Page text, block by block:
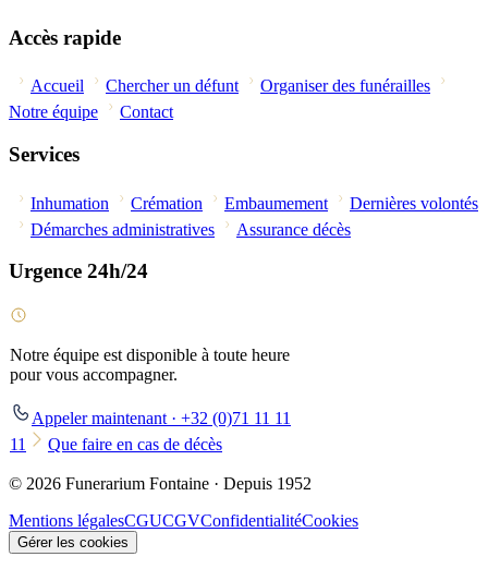
Accès rapide
Accueil Chercher un défunt
Organiser des funérailles
Notre équipe
Contact
Services
Inhumation Crémation Embaumement
Dernières volontés
Démarches administratives
Assurance décès
Urgence 24h/24
Notre équipe est disponible à toute heure
pour vous accompagner.
Appeler maintenant · +32 (0)71 11 11
11
Que faire en cas de décès
© 2026 Funerarium Fontaine · Depuis 1952
Mentions légalesCGUCGVConfidentialitéCookies
Gérer les cookies